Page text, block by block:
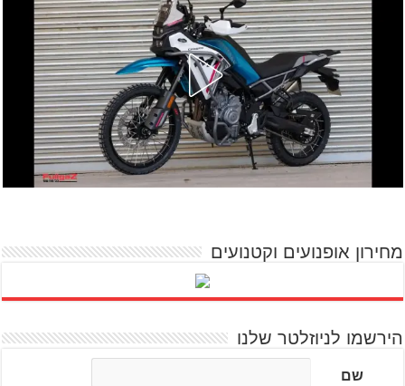
מחירון אופנועים וקטנועים
הירשמו לניוזלטר שלנו
שם